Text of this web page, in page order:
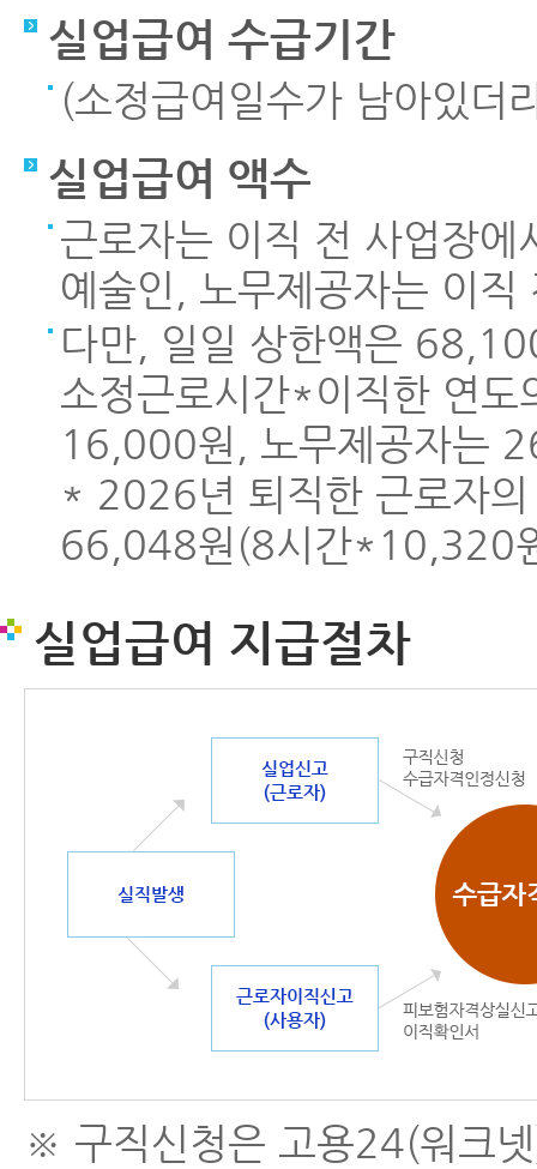
실업급여 수급기간
(소정급여일수가 남아있더
실업급여 액수
근로자는 이직 전 사업장
예술인, 노무제공자는 이
다만, 일일 상한액은
소정근로시간*이직한 연
16,000원, 노무제공자는
* 2026년 퇴직한 근로자
66,048원(8시간*10,320
실업급여 지급절차
※ 구직신청은 고용24(워크